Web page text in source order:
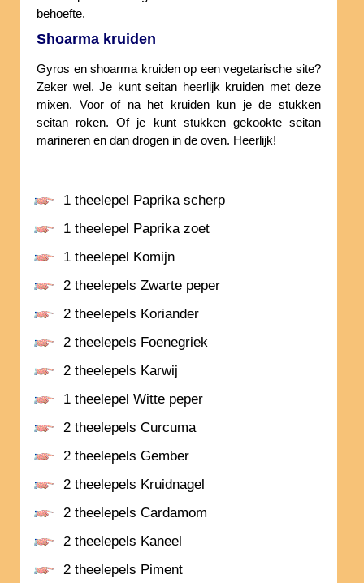
behoefte.
Shoarma kruiden
Gyros en shoarma kruiden op een vegetarische site?
Zeker wel. Je kunt seitan heerlijk kruiden met deze
mixen. Voor of na het kruiden kun je de stukken
seitan roken. Of je kunt stukken gekookte seitan
marineren en dan drogen in de oven. Heerlijk!
1 theelepel Paprika scherp
1 theelepel Paprika zoet
1 theelepel Komijn
2 theelepels Zwarte peper
2 theelepels Koriander
2 theelepels Foenegriek
2 theelepels Karwij
1 theelepel Witte peper
2 theelepels Curcuma
2 theelepels Gember
2 theelepels Kruidnagel
2 theelepels Cardamom
2 theelepels Kaneel
2 theelepels Piment